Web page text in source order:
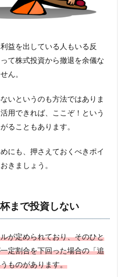
益を出している人もいる反
て株式投資から撤退を余儀な
ん。
いというのも方法ではありま
用できれば、ここぞ！という
ることもあります。
にも、押さえておくべきポイ
きましょう。
まで投資しない
が定められており、そのひと
定割合を下回った場合の「追
ものがあります。